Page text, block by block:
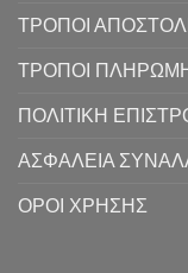
ΤΡΟΠΟΙ
ΤΡΟΠΟΙ
ΠΟΛΙΤΙΚΗ
ΑΣΦΑΛΕΙΑ
ΟΡΟΙ ΧΡΗΣΗΣ